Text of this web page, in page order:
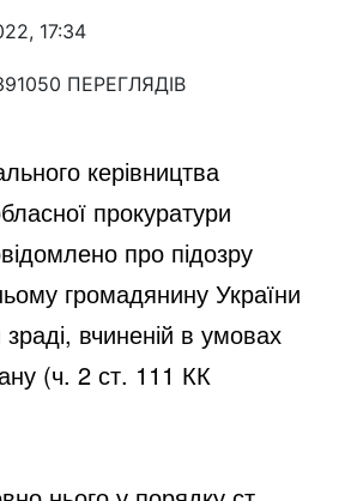
17:34
ПЕРЕГЛЯДІВ
керівництва
прокуратури
про підозру
громадянину України
вчиненій в умовах
(ч. 2 ст. 111 КК